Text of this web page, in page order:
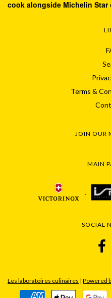
cook alongside Michelin Star
Terms &
JOIN OUR
MAIN
SOCIAL
Les laboratoires culinaires | Powered